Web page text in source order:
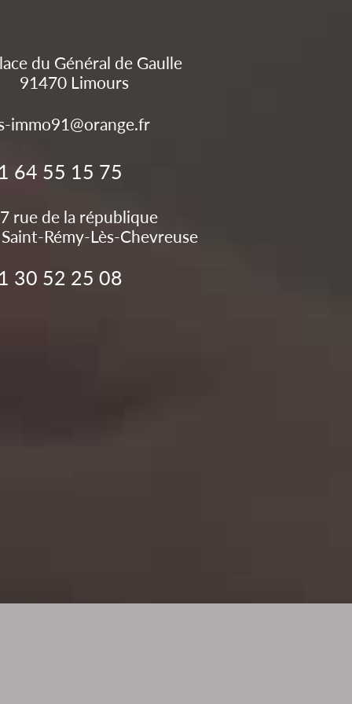
du Général de Gaulle
91470 Limours
immo91@orange.fr
64 55 15 75
rue de la république
Saint-Rémy-Lès-Chevreuse
30 52 25 08